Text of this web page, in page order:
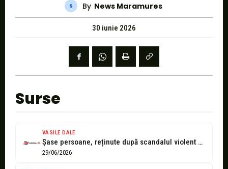
By News Maramures
30 iunie 2026
Surse
VASILE DALE
Șase persoane, reținute după scandalul violent din Șomcuta Mare
29/06/2026